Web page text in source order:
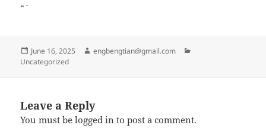
“`
Posted
on
June 16, 2025 Author
engbengtian@gmail.com
Uncategorized
Leave a Reply
You must belogged in to post a comment.